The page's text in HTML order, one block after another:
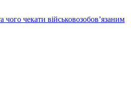
чого чекати військовозобов’язаним